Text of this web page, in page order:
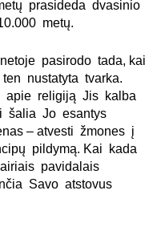
prasideda dvasinio
metų.
pasirodo tada, kai
nustatyta tvarka.
apie religiją Jis kalba
šalia Jo esantys
– atvesti žmones į
pildymą. Kai kada
pavidalais
Savo atstovus